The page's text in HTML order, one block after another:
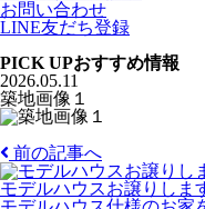
お問い合わせ
LINE友だち登録
PICK UPおすすめ情報
2026.05.11
築地画像１
前の記事へ
モデルハウスお譲りしま